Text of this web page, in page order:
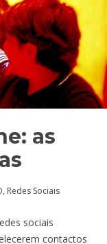
as
, Redes Sociais
sociais
contactos